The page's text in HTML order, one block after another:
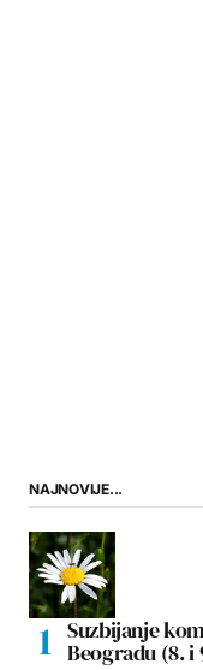
NAJNOVIJE...
Suzbijanje
Beogradu (8. i